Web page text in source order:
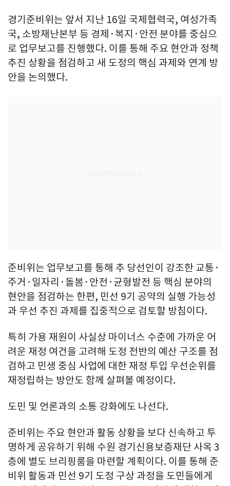
경기준비위는 앞서 지난 16일 국제협력국, 여성가족
국, 소방재난본부 등 경제·복지·안전 분야를 중심으
로 업무보고를 진행했다. 이를 통해 주요 현안과 정책
추진 상황을 점검하고 새 도정의 핵심 과제와 연계 방
안을 논의했다.
준비위는 업무보고를 통해 추 당선인이 강조한 교통·
주거·일자리·돌봄·안전·균형발전 등 핵심 분야의
현안을 점검하는 한편, 민선 9기 공약의 실행 가능성
과 우선 추진 과제를 집중적으로 검토할 방침이다.
특히 가용 재원이 사실상 마이너스 수준에 가까운 어
려운 재정 여건을 고려해 도정 전반의 예산 구조를 점
검하고 민생 중심 사업에 대한 재정 투입 우선순위를
재정립하는 방안도 함께 살펴볼 예정이다.
도민 및 언론과의 소통 강화에도 나선다.
준비위는 주요 현안과 활동 상황을 보다 신속하고 투
명하게 공유하기 위해 수원 경기신용보증재단 사옥 3
층에 별도 브리핑룸을 마련할 계획이다. 이를 통해 준
비위 활동과 민선 9기 도정 구상 과정을 도민들에게